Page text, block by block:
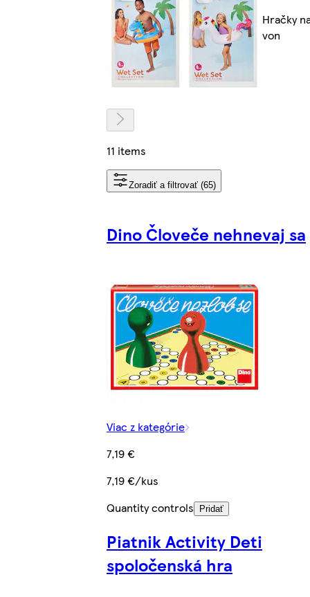
Hračky
von
11 items
Zoradiť a filtrovať (65)
Dino Človeče nehnevaj sa
Viac z kategórie
7,19 €
7,19 €/kus
Quantity controls
Pridať
Piatnik Activity Deti
spoločenská hra